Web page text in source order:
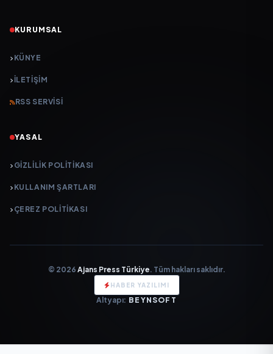
KURUMSAL
KÜNYE
İLETIŞIM
RSS SERVISI
YASAL
GIZLILIK POLITIKASI
KULLANIM ŞARTLARI
ÇEREZ POLITIKASI
© 2026 Ajans Press Türkiye. Tüm hakları saklıdır.
HABER YAZILIMI
Altyapı: BEYNSOFT